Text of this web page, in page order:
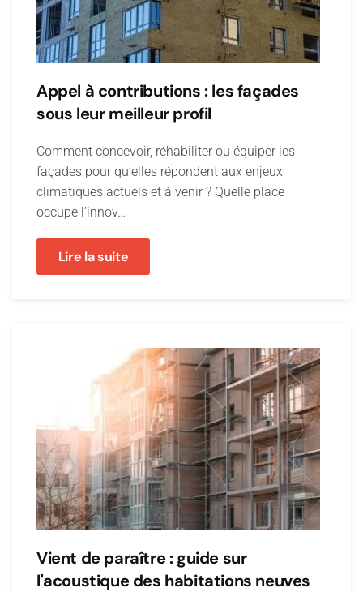
Appel à contributions : les façades
sous leur meilleur profil
Comment concevoir, réhabiliter ou équiper les
façades pour qu’elles répondent aux enjeux
climatiques actuels et à venir ? Quelle place
occupe l’innov…
Lire la suite
Vient de paraître : guide sur
l'acoustique des habitations neuves